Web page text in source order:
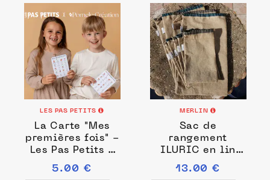
LES PAS PETITS
La Carte "Mes
premières fois" -
Les Pas Petits x
Pomelo Creation
5.00 €
MERLIN
Sac de
rangement
ILURIC en lin
brut Bleu canard
20 x 30 cm
13.00 €